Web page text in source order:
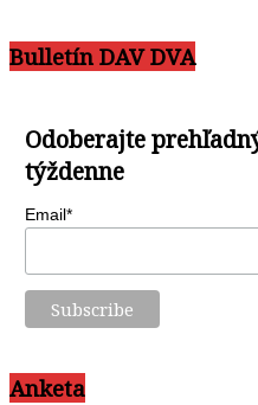
Bulletín DAV DVA
Odoberajte
týždenne
Email*
Anketa